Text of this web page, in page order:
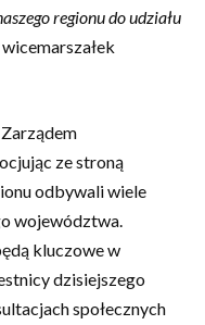
regionu do udziału
wicemarszałek
ze stroną
odbywali wiele
województwa.
kluczowe w
dzisiejszego
społecznych